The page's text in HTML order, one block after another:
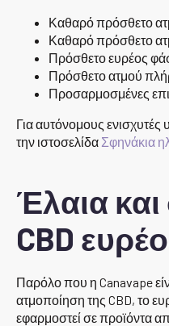
Καθαρό πρόσθετο
Καθαρό πρόσθετο
Πρόσθετο ευρέος
Πρόσθετο ατμού
Προσαρμοσμένες
Για αυτόνομους ενισχυτές
την ιστοσελίδα Σφηνάκια
Έλαια
CBD
Παρόλο που η Canavape
ατμοποίηση της CBD, το
εφαρμοστεί σε προϊόντα